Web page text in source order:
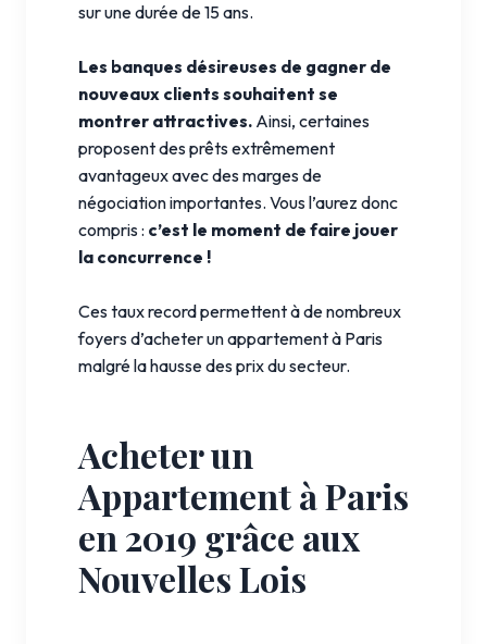
sur une durée de 15 ans.
Les banques désireuses de gagner de
nouveaux clients souhaitent se
montrer attractives. Ainsi, certaines
proposent des prêts extrêmement
avantageux avec des marges de
négociation importantes. Vous l’aurez donc
compris : c’est le moment de faire jouer
la concurrence !
Ces taux record permettent à de nombreux
foyers d’acheter un appartement à Paris
malgré la hausse des prix du secteur.
Acheter un
Appartement à Paris
en 2019 grâce aux
Nouvelles Lois